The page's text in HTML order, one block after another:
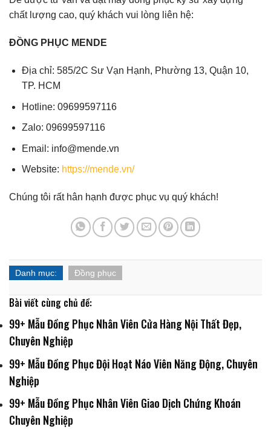
chất lượng cao, quý khách vui lòng liên hệ:
ĐỒNG PHỤC MENDE
Địa chỉ: 585/2C Sư Vạn Hạnh, Phường 13, Quận 10,
TP. HCM
Hotline: 09699597116
Zalo: 09699597116
Email: info@mende.vn
Website: https://mende.vn/
Chúng tôi rất hân hạnh được phục vụ quý khách!
Danh mục: Đồng phục
Bài viết cùng chủ đề:
99+ Mẫu Đồng Phục Nhân Viên Cửa Hàng Nội Thất Đẹp,
Chuyên Nghiệp
99+ Mẫu Đồng Phục Đội Hoạt Náo Viên Năng Động, Chuyên
Nghiệp
99+ Mẫu Đồng Phục Nhân Viên Giao Dịch Chứng Khoán
Chuyên Nghiệp